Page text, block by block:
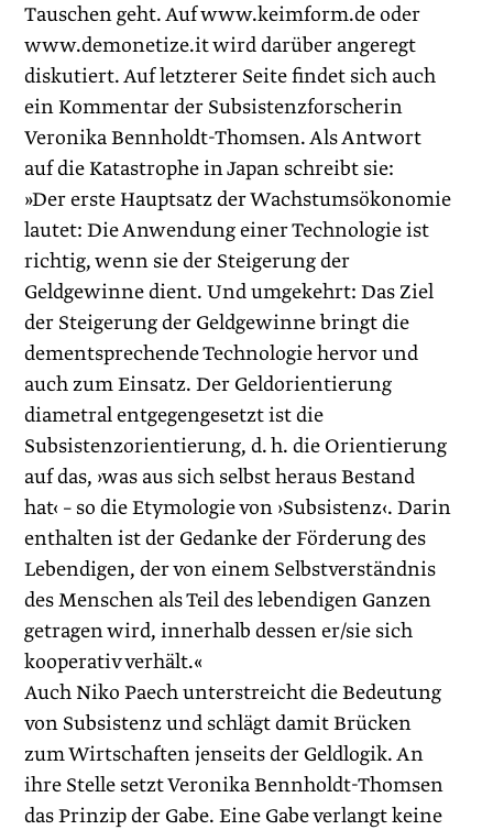
Tauschen geht. Auf www.keimform.de oder
www.demonetize.it wird darüber angeregt
diskutiert. Auf letzterer Seite findet sich auch
ein Kommentar der Subsistenzforscherin
Veronika Bennholdt-Thomsen. Als Antwort
auf die Katastrophe in Japan schreibt sie:
»Der erste Hauptsatz der Wachstumsökonomie
lautet: Die Anwendung einer Technologie ist
richtig, wenn sie der Steigerung der
Geldgewinne dient. Und umgekehrt: Das Ziel
der Steigerung der Geldgewinne bringt die
dementsprechende Technologie hervor und
auch zum Einsatz. Der Geldorientierung
diametral entgegengesetzt ist die
Subsistenzorientierung, d. h. die Orientierung
auf das, ›was aus sich selbst heraus Bestand
hat‹ – so die Etymologie von ›Subsistenz‹. Darin
enthalten ist der Gedanke der Förderung des
Lebendigen, der von einem Selbstverständnis
des Menschen als Teil des lebendigen Ganzen
getragen wird, innerhalb dessen er/sie sich
kooperativ verhält.«
Auch Niko Paech unterstreicht die Bedeutung
von Subsistenz und schlägt damit Brücken
zum Wirtschaften jenseits der Geld­logik. An
ihre Stelle setzt Veronika Bennholdt-Thomsen
das Prinzip der Gabe. Eine Gabe verlangt keine